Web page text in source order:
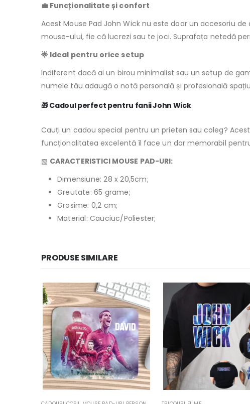
💼 Funcționalitate și confort
Acest Mouse Pad John Wick nu este doar un accesoriu
mouse-ului, fie că lucrezi sau te joci. Suprafața netedă
🌟 Ideal pentru orice setup
Indiferent dacă ai un birou minimalist sau un setup de
numele tău adaugă o notă personală și profesională
🎁 Cadoul perfect pentru fanii John Wick
Cauți un cadou special pentru un prieten sau coleg?
funcționalitatea excelentă îl face un dar memorabil
▧ CARACTERISTICI MOUSE PAD-URI:
Dimensiune: 28 x 20,5cm;
Greutate: 65 grame;
Grosime: 0,2 cm;
Material: Cauciuc/Poliester;
PRODUSE SIMILARE